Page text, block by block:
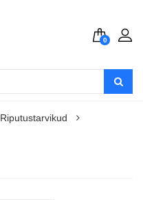
0
Riputustarvikud